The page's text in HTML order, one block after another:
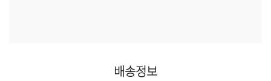
배송정보